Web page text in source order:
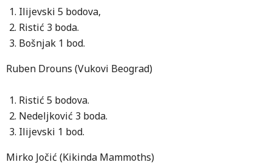
Ilijevski 5 bodova,
Ristić 3 boda.
Bošnjak 1 bod.
Ruben Drouns (Vukovi Beograd)
Ristić 5 bodova.
Nedeljković 3 boda.
Ilijevski 1 bod.
Mirko Jočić (Kikinda Mammoths)